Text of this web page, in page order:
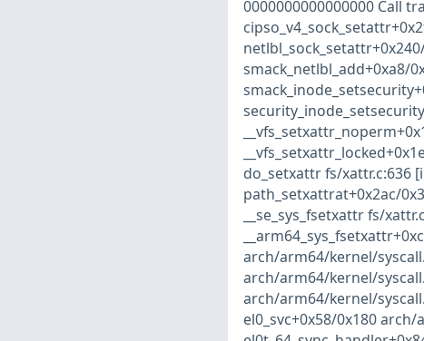
0000000000000000 Call
smack_netlbl_add+0xa8/
do_setxattr fs/xattr.c:636
path_setxattrat+0x2ac/
__se_sys_fsetxattr fs/
arch/arm64/kernel/
arch/arm64/kernel/
arch/arm64/kernel/
el0_svc+0x58/0x180